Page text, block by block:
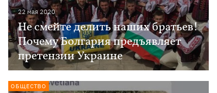
22 мая 2020
Не смейте делить наших братьев!
Почему Болгария предъявляет
претензии Украине
ОБЩЕСТВО